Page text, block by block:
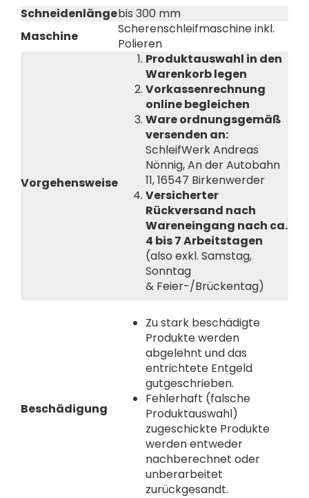
Schneidenlängebis 300 mm
Maschine
Scherenschleifmaschine inkl.
Polieren
Vorgehensweise
Produktauswahl in den
Warenkorb legen
Vorkassenrechnung
online begleichen
Ware ordnungsgemäß
versenden an:
SchleifWerk Andreas
Nönnig, An der Autobahn
11, 16547 Birkenwerder
Versicherter
Rückversand nach
Wareneingang nach ca.
4 bis 7 Arbeitstagen
(also exkl. Samstag,
Sonntag
& Feier-/Brückentag)
Beschädigung
Zu stark beschädigte
Produkte werden
abgelehnt und das
entrichtete Entgeld
gutgeschrieben.
Fehlerhaft (falsche
Produktauswahl)
zugeschickte Produkte
werden entweder
nachberechnet oder
unberarbeitet
zurückgesandt.